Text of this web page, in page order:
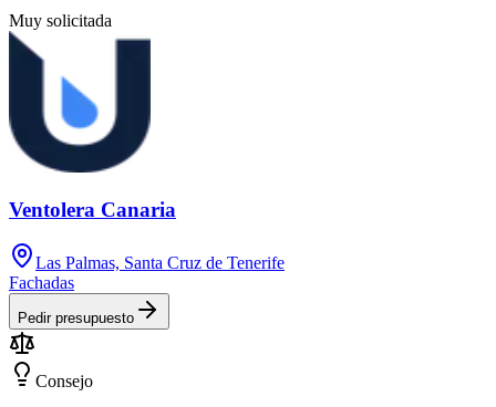
Muy solicitada
Ventolera Canaria
Las Palmas, Santa Cruz de Tenerife
Fachadas
Pedir presupuesto
Consejo